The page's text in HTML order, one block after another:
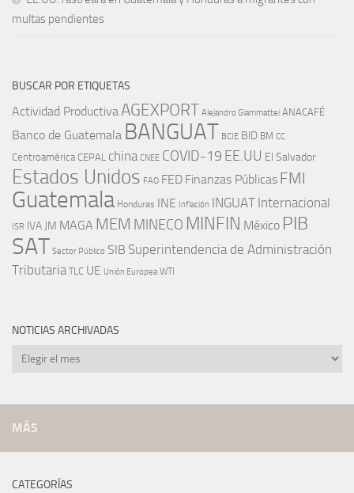
multas pendientes
BUSCAR POR ETIQUETAS
Actividad ProductivaAGEXPORT Alejandro Giammattei ANACAFÉ
Banco de Guatemala BANGUAT BCIE BID BM CC
Centroamérica CEPAL china CNEE COVID-19 EE.UU El Salvador
Estados Unidos FAO FED Finanzas Públicas FMI
Guatemala Honduras INE Inflación INGUAT Internacional
ISR IVA JM MAGA MEM MINECO MINFIN México PIB
SAT Sector Público SIB Superintendencia de Administración
Tributaria TLC UE Unión Europea WTI
NOTICIAS ARCHIVADAS
Noticias
MÁS
CATEGORÍAS